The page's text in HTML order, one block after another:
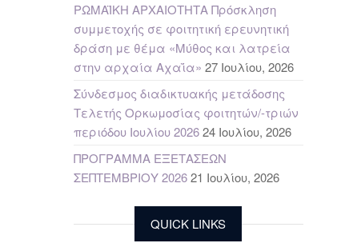
ΡΩΜΑΪΚΗ ΑΡΧΑΙΟΤΗΤΑ Πρόσκληση
συμμετοχής σε φοιτητική ερευνητική
δράση με θέμα «Μύθος και λατρεία
στην αρχαία Αχαΐα» 27 Ιουλίου, 2026
Σύνδεσμος διαδικτυακής μετάδοσης
Τελετής Ορκωμοσίας φοιτητών/-τριών
περιόδου Ιουλίου 2026 24 Ιουλίου, 2026
ΠΡΟΓΡΑΜΜΑ ΕΞΕΤΑΣΕΩΝ
ΣΕΠΤΕΜΒΡΙΟΥ 2026 21 Ιουλίου, 2026
QUICK LINKS